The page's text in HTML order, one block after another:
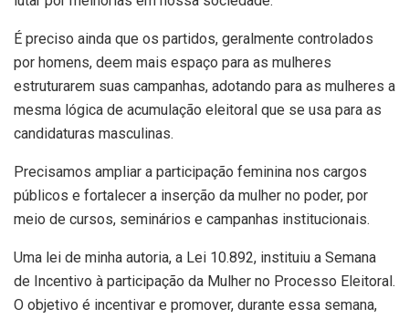
É preciso ainda que os partidos, geralmente controlados
por homens, deem mais espaço para as mulheres
estruturarem suas campanhas, adotando para as mulheres a
mesma lógica de acumulação eleitoral que se usa para as
candidaturas masculinas.
Precisamos ampliar a participação feminina nos cargos
públicos e fortalecer a inserção da mulher no poder, por
meio de cursos, seminários e campanhas institucionais.
Uma lei de minha autoria, a Lei 10.892, instituiu a Semana
de Incentivo à participação da Mulher no Processo Eleitoral.
O objetivo é incentivar e promover, durante essa semana,